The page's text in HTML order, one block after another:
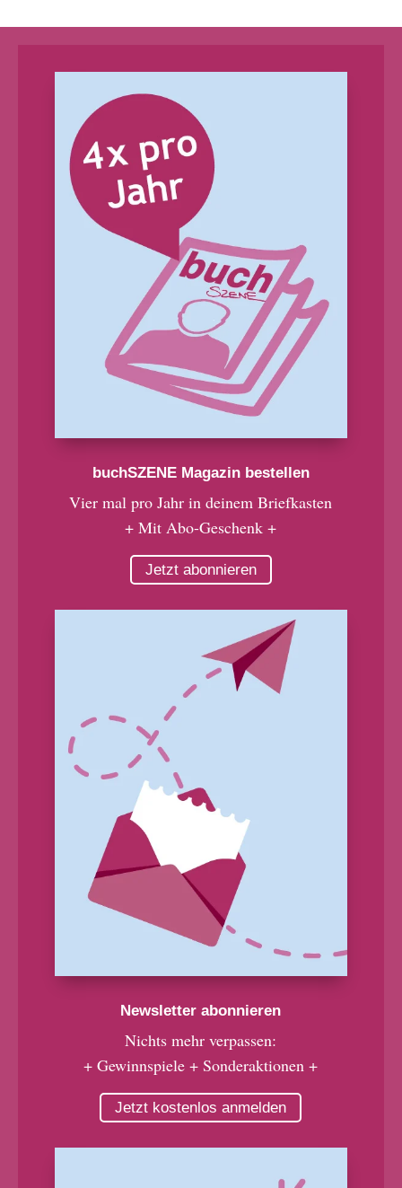
buchSZENE Magazin bestellen
Vier mal pro Jahr in deinem Briefkasten
+ Mit Abo-Geschenk +
Jetzt abonnieren
Newsletter abonnieren
Nichts mehr verpassen:
+ Gewinnspiele + Sonderaktionen +
Jetzt kostenlos anmelden